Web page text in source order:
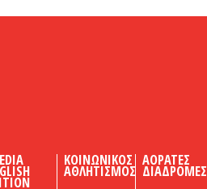
ΚΟΙΝΩΝΙΚΟΣ
ΑΘΛΗΤΙΣΜΟΣ
ΑΟΡΑΤΕΣ
ΔΙΑΔΡΟΜΕΣ